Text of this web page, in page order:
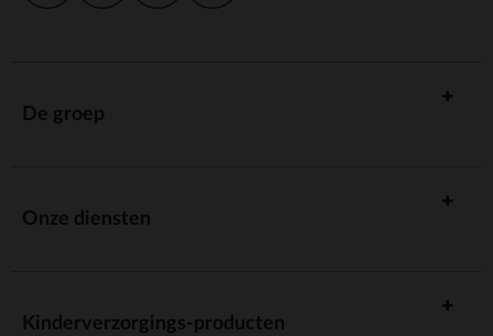
De groep
Onze diensten
Kinderverzorgings-producten